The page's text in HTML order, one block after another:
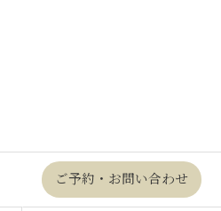
ご予約・お問い合わせ